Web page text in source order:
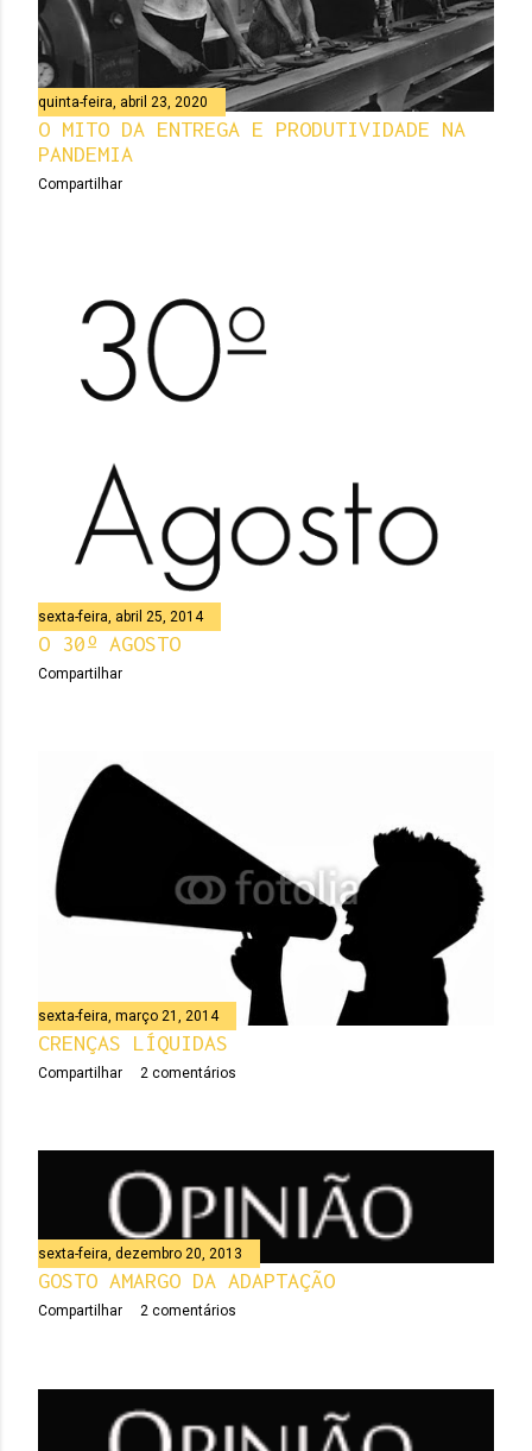
quinta-feira, abril 23, 2020
O MITO DA ENTREGA E PRODUTIVIDADE NA
PANDEMIA
Compartilhar
sexta-feira, abril 25, 2014
O 30º AGOSTO
Compartilhar
sexta-feira, março 21, 2014
CRENÇAS LÍQUIDAS
Compartilhar 2 comentários
sexta-feira, dezembro 20, 2013
GOSTO AMARGO DA ADAPTAÇÃO
Compartilhar 2 comentários